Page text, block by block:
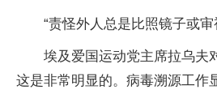
“责怪外人总是比照镜子或
埃及爱国运动党主席拉乌夫
这是非常明显的。病毒溯源工作